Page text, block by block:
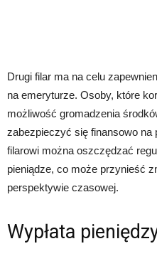
Drugi filar ma na celu
na emeryturze. Osoby, które
możliwość gromadzenia
zabezpieczyć się finansowo na
filarowi można oszczędzać
pieniądze, co może przynieść
perspektywie czasowej.
Wypłata